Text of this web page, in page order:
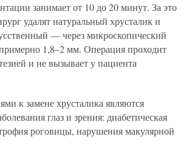
занимает от 10 до 20 минут. За это
удалят натуральный хрусталик и
— через микроскопический
1,8–2 мм. Операция проходит
и не вызывает у пациента
к замене хрусталика являются
глаз и зрения: диабетическая
роговицы, нарушения макулярной